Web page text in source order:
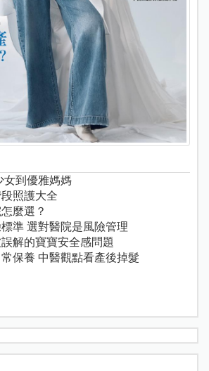
女到優雅媽媽
照護大全
麼選？
準 選對醫院是風險管理
解的寶寶安全感問題
保養 中醫觀點看產後掉髮